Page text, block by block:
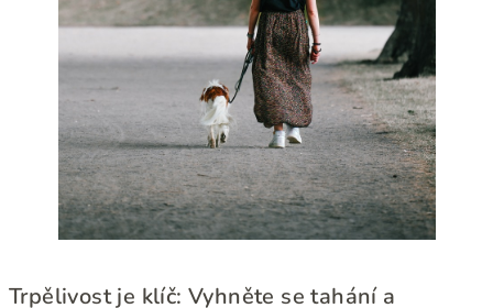
Trpělivost je klíč: Vyhněte se tahání a